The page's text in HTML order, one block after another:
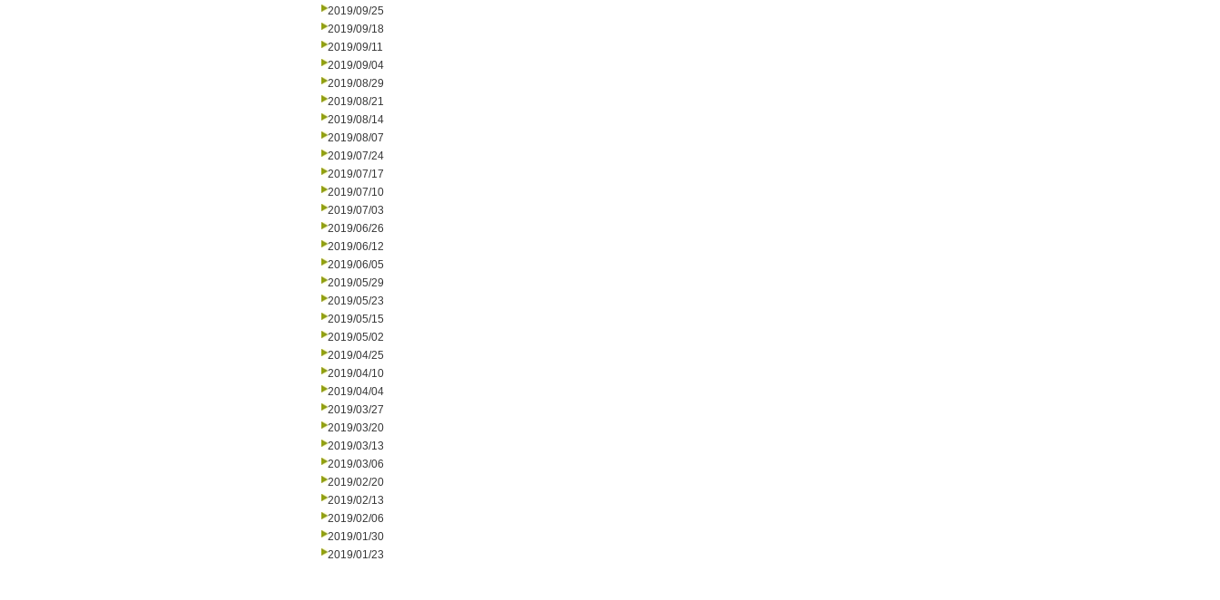
2019/09/25
2019/09/18
2019/09/11
2019/09/04
2019/08/29
2019/08/21
2019/08/14
2019/08/07
2019/07/24
2019/07/17
2019/07/10
2019/07/03
2019/06/26
2019/06/12
2019/06/05
2019/05/29
2019/05/23
2019/05/15
2019/05/02
2019/04/25
2019/04/10
2019/04/04
2019/03/27
2019/03/20
2019/03/13
2019/03/06
2019/02/20
2019/02/13
2019/02/06
2019/01/30
2019/01/23